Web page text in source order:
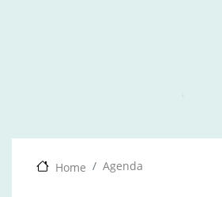
Home Agenda